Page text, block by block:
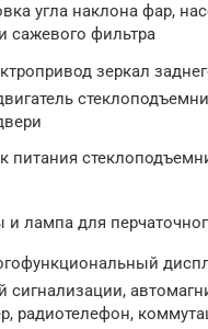
угла наклона фар,
сажевого фильтра
зеркал
питания
и лампа для
сигнализации,
радиотелефон,